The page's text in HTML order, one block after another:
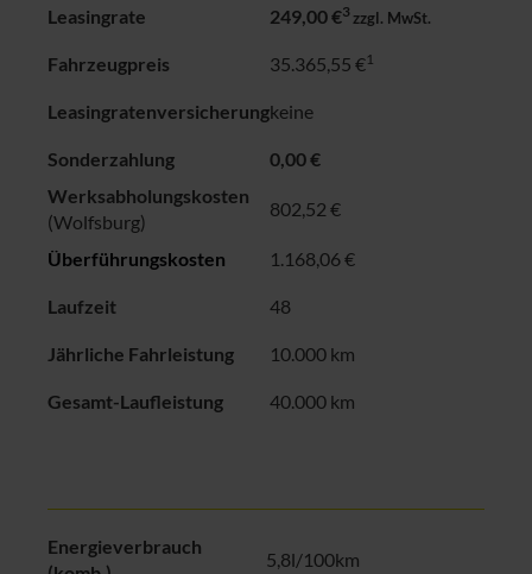
Leasingrate 249,00 €3 zzgl. MwSt.
Fahrzeugpreis 35.365,55 €1
Leasingratenversicherungkeine
Sonderzahlung
0,00 €
Werksabholungskosten
(Wolfsburg)
802,52 €
Überführungskosten 1.168,06 €
Laufzeit 48
Jährliche Fahrleistung 10.000 km
Gesamt-Laufleistung 40.000 km
Energieverbrauch
5,8l/100km